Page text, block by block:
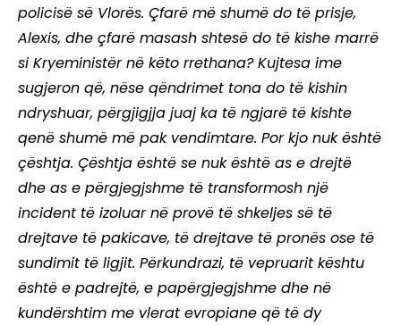
policisë së Vlorës. Çfarë më shumë do të prisje,
Alexis, dhe çfarë masash shtesë do të kishe marrë
si Kryeministër në këto rrethana? Kujtesa ime
sugjeron që, nëse qëndrimet tona do të kishin
ndryshuar, përgjigjja juaj ka të ngjarë të kishte
qenë shumë më pak vendimtare. Por kjo nuk është
çështja. Çështja është se nuk është as e drejtë
dhe as e përgjegjshme të transformosh një
incident të izoluar në provë të shkeljes së të
drejtave të pakicave, të drejtave të pronës ose të
sundimit të ligjit. Përkundrazi, të vepruarit kështu
është e padrejtë, e papërgjegjshme dhe në
kundërshtim me vlerat evropiane që të dy